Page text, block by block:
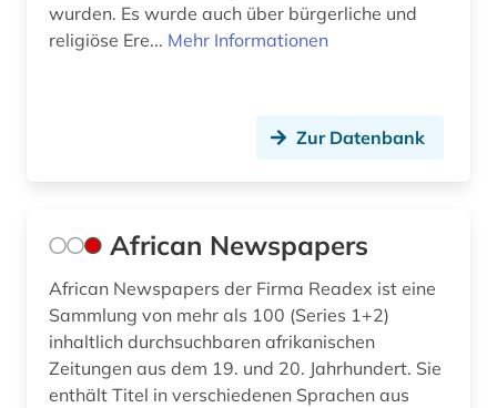
filmplakate (1)
filmzeitschrift (3)
filmzensur (1)
filmästhetik (1)
finnland (3)
wurden. Es wurde auch über bürgerliche und
religiöse Ere... Mehr Informationen
Zur Datenbank
African Newspapers
African Newspapers der Firma Readex ist eine
Sammlung von mehr als 100 (Series 1+2)
inhaltlich durchsuchbaren afrikanischen
Zeitungen aus dem 19. und 20. Jahrhundert. Sie
enthält Titel in verschiedenen Sprachen aus